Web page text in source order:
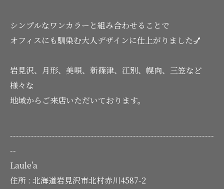
シンプルなワンカラーと組み合わせることで
オフィスにも馴染む大人デザインに仕上がりました💅
岩見沢、月形、美唄、新篠津、江別、幌向、三笠など
様々な
地域からご来店いただいております。
--------------------------------------------------------------------
--
Laule'a
住所 : 北海道岩見沢市北村赤川4587-2